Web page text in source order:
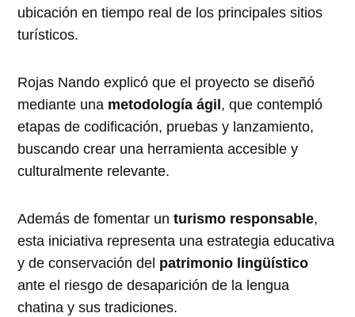
ubicación en tiempo real de los principales sitios
turísticos.
Rojas Nando explicó que el proyecto se diseñó
mediante una metodología ágil , que contempló
etapas de codificación, pruebas y lanzamiento,
buscando crear una herramienta accesible y
culturalmente relevante.
Además de fomentar unturismo responsable,
esta iniciativa representa una estrategia educativa
y de conservación del patrimonio lingüístico
ante el riesgo de desaparición de la lengua
chatina y sus tradiciones.